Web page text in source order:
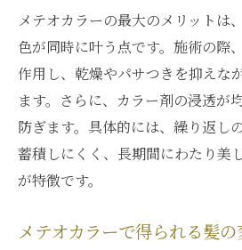
メテオカラーの最大のメリットは
色が同時に叶う点です。施術の際
作用し、乾燥やパサつきを抑えな
ます。さらに、カラー剤の浸透が
防ぎます。具体的には、繰り返し
蓄積しにくく、長期間にわたり美
が特徴です。
メテオカラーで得られる髪